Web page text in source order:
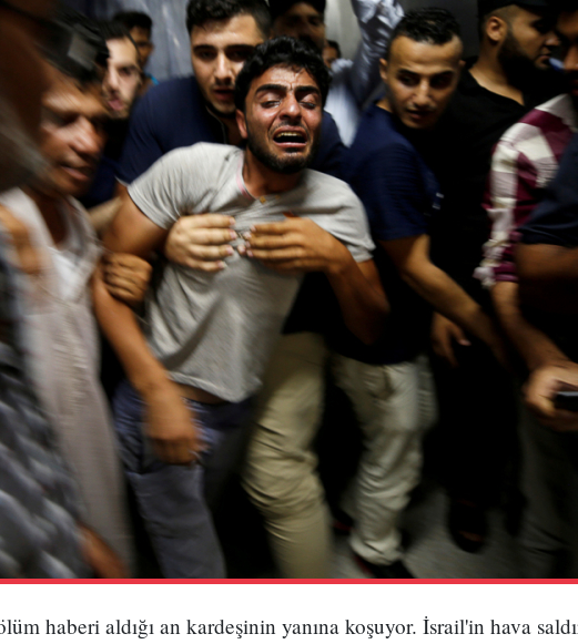
haberi aldığı an kardeşinin yanına koşuyor. İsrail'in hava